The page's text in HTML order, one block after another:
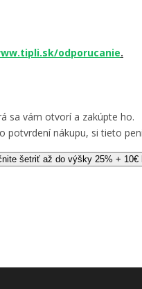
odporucanie.
sa vám otvorí a zakúpte ho.
nákupu, si tieto
šetriť až do výšky 25% + 10€